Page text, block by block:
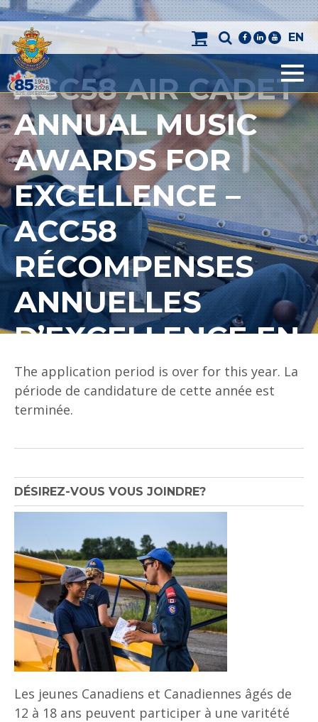
facebooklinkedin
youtube
EN
ACC58 AIR CADET
ANNUAL MUSIC
AWARDS FOR
EXCELLENCE –
ACC58
RÉCOMPENSES
ANNUELLES
D’EXCELLENCE EN
MUSIQUE
The application period is over for this year. La
période de candidature de cette année est
terminée.
DÉSIREZ-VOUS VOUS JOINDRE?
Les jeunes Canadiens et Canadiennes âgés de
12 à 18 ans peuvent participer à une varitété